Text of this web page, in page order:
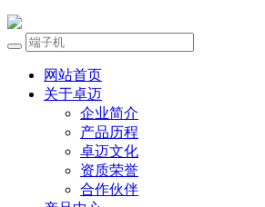
网站首页
关于卓迈
企业简介
产品历程
卓迈文化
资质荣誉
合作伙伴